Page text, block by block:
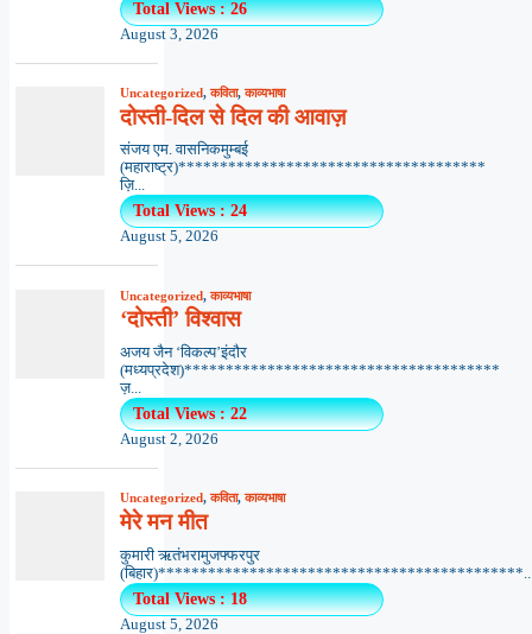
Total Views : 26
August 3, 2026
Uncategorized,कविता,काव्यभाषा
दोस्ती-दिल से दिल की आवाज़
संजय एम. वासनिकमुम्बई
(महाराष्ट्र)*************************************
ज़ि...
Total Views : 24
August 5, 2026
Uncategorized,काव्यभाषा
‘दोस्ती’ विश्वास
अजय जैन ‘विकल्प’इंदौर
(मध्यप्रदेश)**************************************
ज़...
Total Views : 22
August 2, 2026
Uncategorized,कविता,काव्यभाषा
मेरे मन मीत
कुमारी ऋतंभरामुजफ्फरपुर
Total Views : 18
August 5, 2026